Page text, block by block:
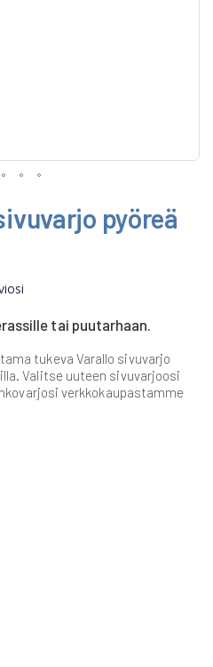
pyöreä
tai puutarhaan.
tukeva Varallo sivuvarjo
Valitse uuteen sivuvarjoosi
verkkokaupastamme